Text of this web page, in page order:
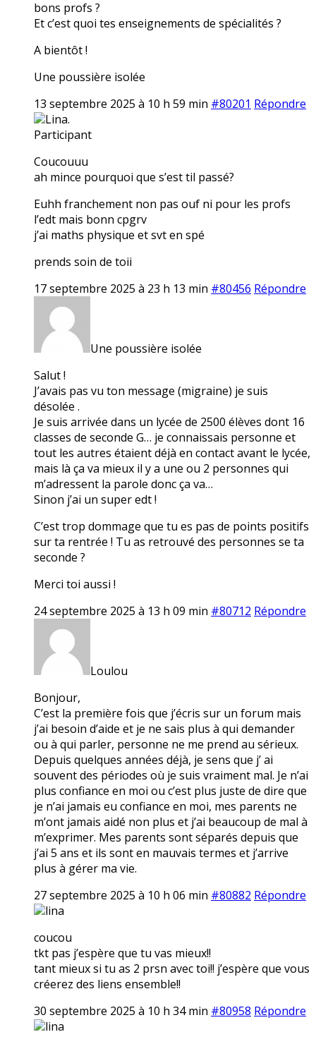
bons profs ?
Et c’est quoi tes enseignements de spécialités ?
A bientôt !
Une poussière isolée
13 septembre 2025 à 10 h 59 min #80201 Répondre
Lina.
Participant
Coucouuu
ah mince pourquoi que s’est til passé?
Euhh franchement non pas ouf ni pour les profs
l’edt mais bonn cpgrv
j’ai maths physique et svt en spé
prends soin de toii
17 septembre 2025 à 23 h 13 min #80456 Répondre
Une poussière isolée
Salut !
J’avais pas vu ton message (migraine) je suis
désolée .
Je suis arrivée dans un lycée de 2500 élèves dont 16
classes de seconde G… je connaissais personne et
tout les autres étaient déjà en contact avant le lycée,
mais là ça va mieux il y a une ou 2 personnes qui
m’adressent la parole donc ça va…
Sinon j’ai un super edt !
C’est trop dommage que tu es pas de points positifs
sur ta rentrée ! Tu as retrouvé des personnes se ta
seconde ?
Merci toi aussi !
24 septembre 2025 à 13 h 09 min #80712 Répondre
Loulou
Bonjour,
C’est la première fois que j’écris sur un forum mais
j’ai besoin d’aide et je ne sais plus à qui demander
ou à qui parler, personne ne me prend au sérieux.
Depuis quelques années déjà, je sens que j’ ai
souvent des périodes où je suis vraiment mal. Je n’ai
plus confiance en moi ou c’est plus juste de dire que
je n’ai jamais eu confiance en moi, mes parents ne
m’ont jamais aidé non plus et j’ai beaucoup de mal à
m’exprimer. Mes parents sont séparés depuis que
j’ai 5 ans et ils sont en mauvais termes et j’arrive
plus à gérer ma vie.
27 septembre 2025 à 10 h 06 min #80882 Répondre
lina
coucou
tkt pas j’espère que tu vas mieux!!
tant mieux si tu as 2 prsn avec toi!! j’espère que vous
créerez des liens ensemble!!
30 septembre 2025 à 10 h 34 min #80958 Répondre
lina